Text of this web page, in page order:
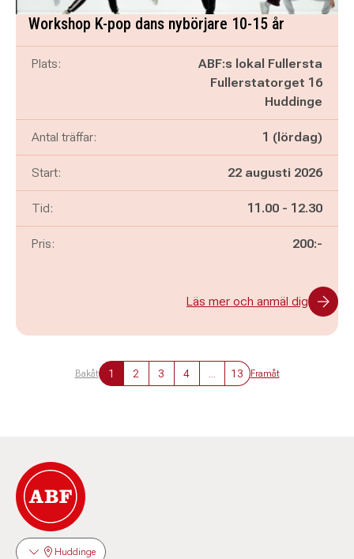
Workshop K-pop dans nybörjare 10-15 år
Plats:
ABF:s lokal Fullersta
Fullerstatorget 16
Huddinge
Antal träffar: 1 (lördag)
Start: 22 augusti 2026
Tid: Pågår mellan
11.00 - och
12.30
Pris: 200:-
Läs mer och anmäl dig
Bakåt 1 2 3 4 13 Framåt
Huddinge